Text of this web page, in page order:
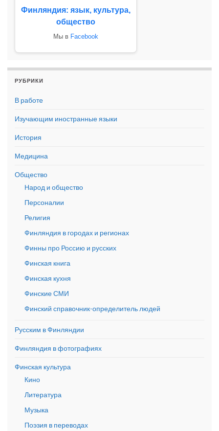
Финляндия: язык, культура,
общество
Мы в Facebook
РУБРИКИ
В работе
Изучающим иностранные языки
История
Медицина
Общество
Народ и общество
Персоналии
Религия
Финляндия в городах и регионах
Финны про Россию и русских
Финская книга
Финская кухня
Финские СМИ
Финский справочник-определитель людей
Русским в Финляндии
Финляндия в фотографиях
Финская культура
Кино
Литература
Музыка
Поэзия в переводах